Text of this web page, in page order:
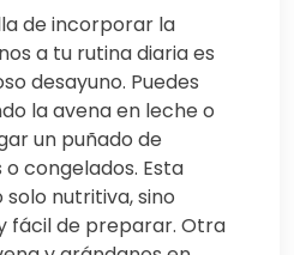
de incorporar la
a tu rutina diaria es
desayuno. Puedes
la avena en leche o
un puñado de
congelados. Esta
nutritiva, sino
fácil de preparar. Otra